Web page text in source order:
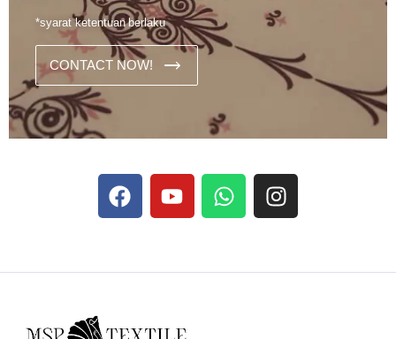
*syarat ketentuan berlaku
CONTACT NOW!
francophones.